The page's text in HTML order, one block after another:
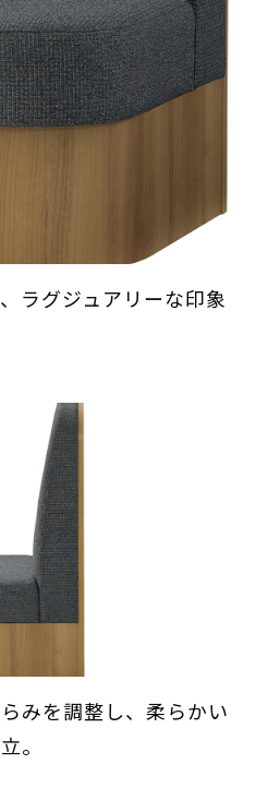
ラグジュアリーな印象
みを調整し、柔らかい
。